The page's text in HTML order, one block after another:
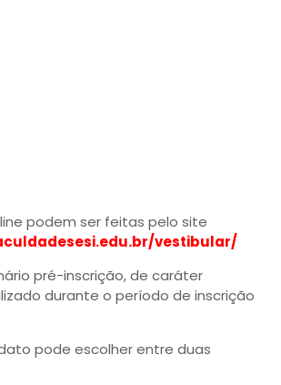
podem ser feitas pelo site
vestibular/
pré-inscrição, de caráter
durante o período de inscrição
pode escolher entre duas